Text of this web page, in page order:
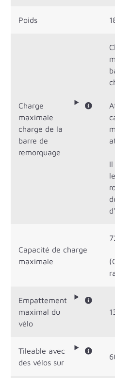
Poids
Charge
maximale
charge de la
barre de
remorquage
Capacité de charge
maximale
Empattement
maximal du
vélo
Tileable avec
des vélos sur